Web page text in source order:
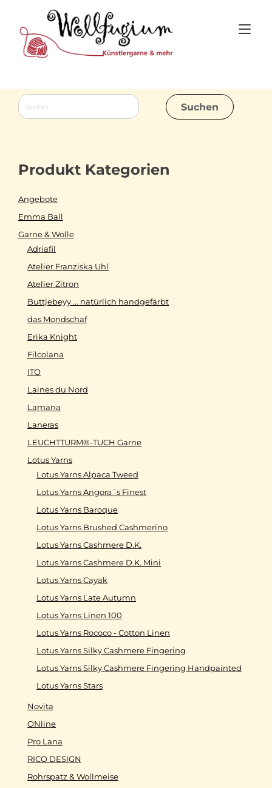
content
Suchen
nach:
Produkt Kategorien
Angebote
Emma Ball
Garne & Wolle
Adriafil
Atelier Franziska Uhl
Atelier Zitron
Buttjebeyy ... natürlich handgefärbt
das Mondschaf
Erika Knight
Filcolana
ITO
Laines du Nord
Lamana
Laneras
LEUCHTTURM®-TUCH Garne
Lotus Yarns
Lotus Yarns Alpaca Tweed
Lotus Yarns Angora´s Finest
Lotus Yarns Baroque
Lotus Yarns Brushed Cashmerino
Lotus Yarns Cashmere D.K.
Lotus Yarns Cashmere D.K. Mini
Lotus Yarns Cayak
Lotus Yarns Late Autumn
Lotus Yarns Linen 100
Lotus Yarns Rococo - Cotton Linen
Lotus Yarns Silky Cashmere Fingering
Lotus Yarns Silky Cashmere Fingering Handpainted
Lotus Yarns Stars
Novita
ONline
Pro Lana
RICO DESIGN
Rohrspatz & Wollmeise